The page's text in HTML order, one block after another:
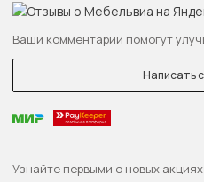
Узнайте первыми о новых
Ваши комментарии помогут
Написать